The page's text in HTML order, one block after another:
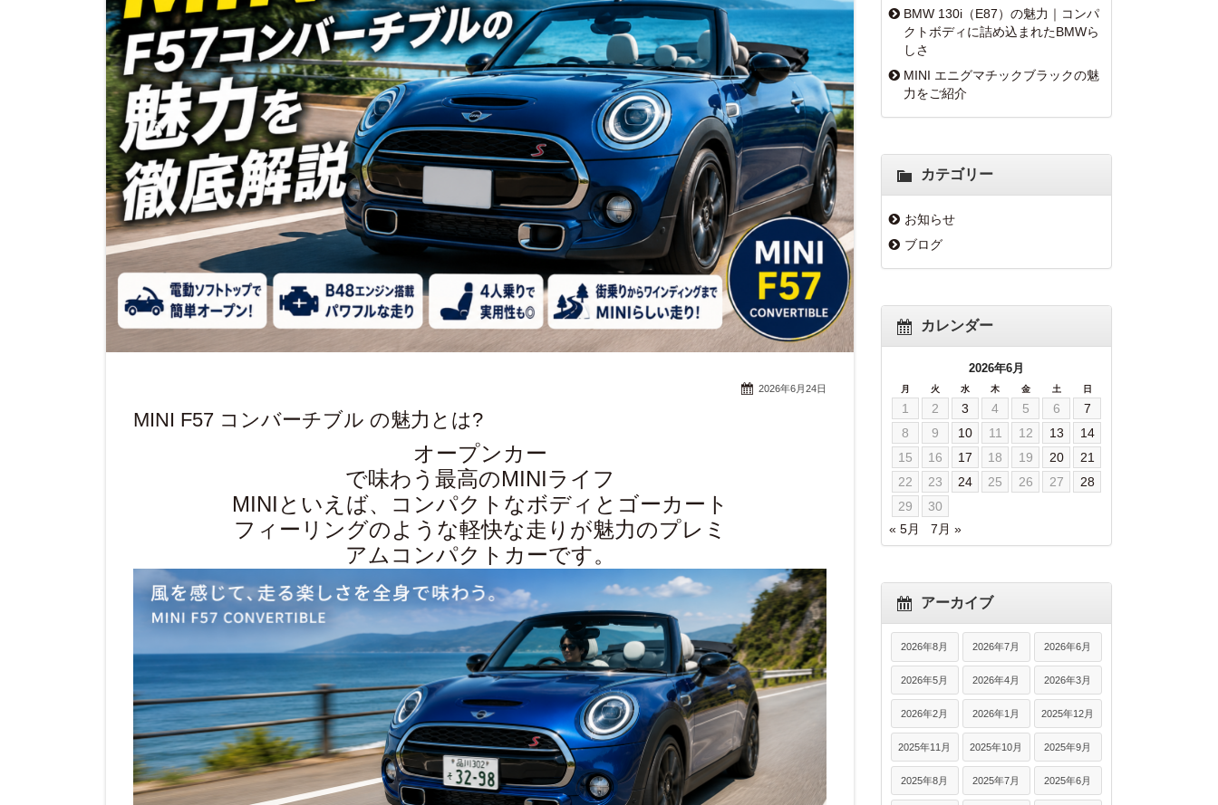
2026年6月24日
MINI F57 コンバーチブル の魅力とは?
オープンカー
で味わう最高のMINIライフ
MINIといえば、コンパクトなボディとゴーカート
フィーリングのような軽快な走りが魅力のプレミ
アムコンパクトカーです。
BMW 130i（E87）の魅力｜コンパ
クトボディに詰め込まれたBMWら
しさ
MINI エニグマチックブラックの魅
力をご紹介
カテゴリー
お知らせ
ブログ
カレンダー
2026年6月
月 火 水 木 金 土 日
1 2 3 4 5 6
7
8
9 10 11 12 13
14
15
16 17 18 19 20
21
22
23 24 25 26 27
28
29
30
« 5月
7月 »
アーカイブ
2026年8月 2026年7月 2026年6月
2026年5月 2026年4月 2026年3月
2026年2月 2026年1月 2025年12月
2025年11月 2025年10月 2025年9月
2025年8月 2025年7月 2025年6月